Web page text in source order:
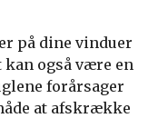
på dine vinduer
også være en
forårsager
at afskrække